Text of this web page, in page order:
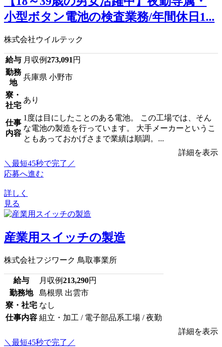
小型ボタン電池の検査業務/年間休日1...
株式会社ウイルテック
給与 月収例273,091 円
勤務
地
兵庫県 小野市
寮・
社宅
あり
仕事
内容
1度は目にしたことのある電池。 この工場では、そん
な電池の製造を行っています。 大手メーカーというこ
ともあっておかげさまで業績は順調。...
詳細を表示
＼最短45秒で完了／
応募へ進む
詳しく
見る
産業用スイッチの製造
株式会社フジワーク 鳥取事業所
給与 月収例213,290円
勤務地
島根県 出雲市
寮・社宅 なし
仕事内容 組立・加工 / 電子部品系工場 / 夜勤
詳細を表示
＼最短45秒で完了／